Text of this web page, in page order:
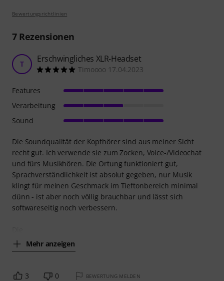
Bewertungsrichtlinien
7Rezensionen
T Erschwingliches XLR-Headset
Timoooo 17.04.2023
Die Soundqualität der Kopfhörer sind aus meiner Sicht
recht gut. Ich verwende sie zum Zocken, Voice-/Videochat
und fürs Musikhören. Die Ortung funktioniert gut,
Sprachverständlichkeit ist absolut gegeben, nur Musik
klingt für meinen Geschmack im Tieftonbereich minimal
dünn - ist aber noch völlig brauchbar und lässt sich
softwareseitig noch verbessern.
Mehr anzeigen
Features
Verarbeitung
Sound
3 0 BEWERTUNG MELDEN